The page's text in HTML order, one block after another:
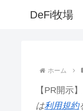
DeFi牧場
ホーム
【PR開示】
は利用規約